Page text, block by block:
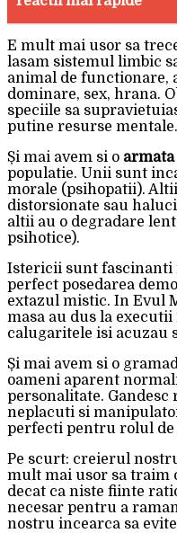
E mult mai usor sa
lasam sistemul limbic
animal de functionare,
dominare, sex, hrana.
speciile sa
putine resurse mentale.
Și mai avem si o
populatie. Unii sunt
morale (psihopatii).
distorsionate sau
altii au o degradare
psihotice).
Istericii sunt fascinanti
perfect posedarea
extazul mistic. In Evul
masa au dus la
calugaritele isi acuzau
Și mai avem si o
oameni aparent
personalitate.
neplacuti si
perfecti pentru rolul
Pe scurt: creierul
mult mai usor sa traim
decat ca niste fiinte
necesar pentru a
nostru incearca sa